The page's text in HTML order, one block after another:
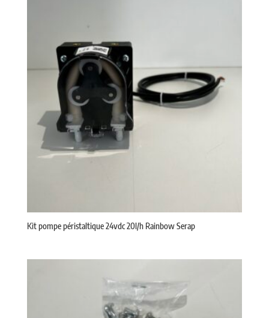
Kit pompe péristaltique 24vdc 20l/h Rainbow Serap